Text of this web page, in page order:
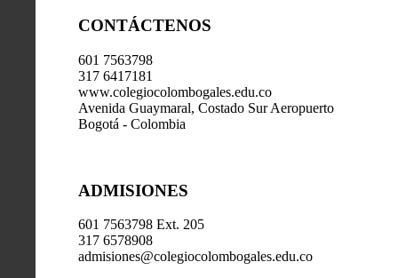
CONTÁCTENOS
601 7563798
317 6417181
www.colegiocolombogales.edu.co
Avenida Guaymaral, Costado Sur Aeropuerto
Bogotá - Colombia
ADMISIONES
601 7563798 Ext. 205
317 6578908
admisiones@colegiocolombogales.edu.co